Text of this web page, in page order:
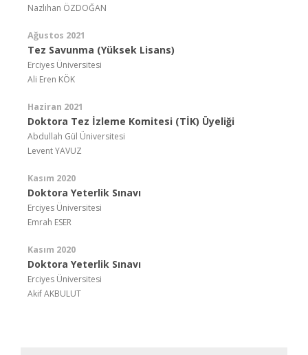
Nazlıhan ÖZDOĞAN
Ağustos 2021
Tez Savunma (Yüksek Lisans)
Erciyes Üniversitesi
Ali Eren KÖK
Haziran 2021
Doktora Tez İzleme Komitesi (TİK) Üyeliği
Abdullah Gül Üniversitesi
Levent YAVUZ
Kasım 2020
Doktora Yeterlik Sınavı
Erciyes Üniversitesi
Emrah ESER
Kasım 2020
Doktora Yeterlik Sınavı
Erciyes Üniversitesi
Akif AKBULUT